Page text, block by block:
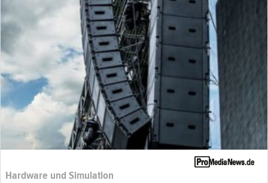
Hardware und Simulation